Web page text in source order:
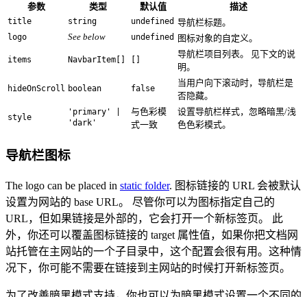
参数 类型 默认值 描述
title string undefined 导航栏标题。
logo See below undefined 图标对象的自定义。
items NavbarItem[] []
导航栏项目列表。 见下文的说
明。
hideOnScroll boolean false
当用户向下滚动时，导航栏是
否隐藏。
style
'primary' |
'dark'
与色彩模
式一致
设置导航栏样式，忽略暗黑/浅
色色彩模式。
导航栏图标
The logo can be placed in static folder. 图标链接的 URL 会被默认
设置为网站的 base URL。 尽管你可以为图标指定自己的
URL，但如果链接是外部的，它会打开一个新标签页。 此
外，你还可以覆盖图标链接的 target 属性值，如果你把文档网
站托管在主网站的一个子目录中，这个配置会很有用。这种情
况下，你可能不需要在链接到主网站的时候打开新标签页。